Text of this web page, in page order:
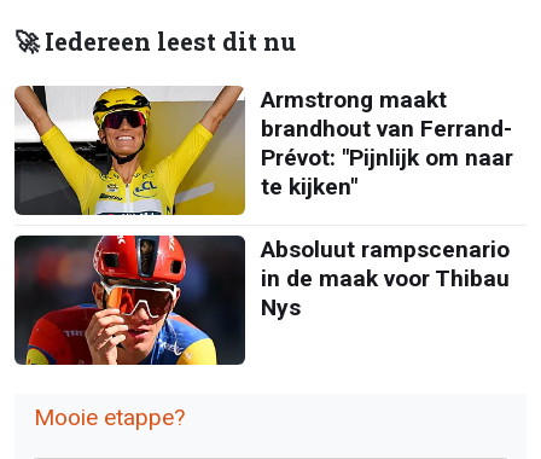
🚀 Iedereen leest dit nu
Armstrong maakt
brandhout van Ferrand-
Prévot: "Pijnlijk om naar
te kijken"
Absoluut rampscenario
in de maak voor Thibau
Nys
Mooie etappe?